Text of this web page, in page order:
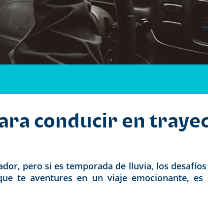
conducir en
pero si es temporada de lluvia, los
te aventures en un viaje emocionante, es